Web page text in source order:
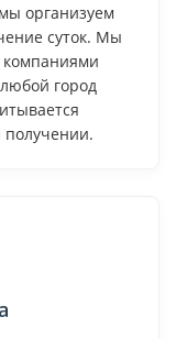
организуем
суток. Мы
город
получении.